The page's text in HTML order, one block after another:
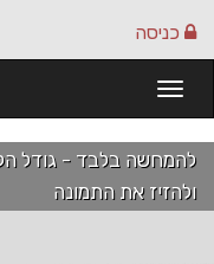
כניסה
ולהזיז את התמונה